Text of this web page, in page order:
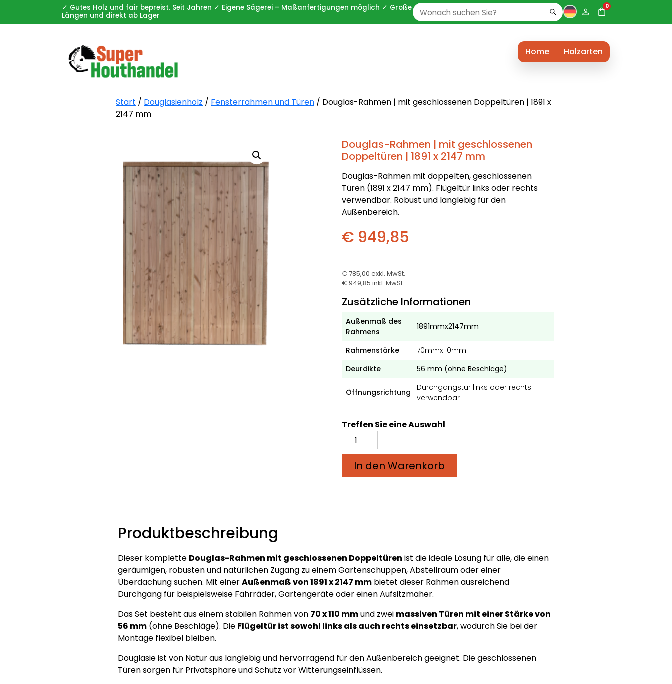
✓ Gutes Holz und fair bepreist. Seit Jahren ✓ Eigene Sägerei – Maßanfertigungen möglich ✓ Große
Längen und direkt ab Lager
Zoeken
naar:
0
Home Holzarten
Start / Douglasienholz / Fensterrahmen und Türen / Douglas-Rahmen | mit geschlossenen Doppeltüren | 1891 x
2147 mm
Douglas-Rahmen | mit geschlossenen
Doppeltüren | 1891 x 2147 mm
Douglas-Rahmen mit doppelten, geschlossenen
Türen (1891 x 2147 mm). Flügeltür links oder rechts
verwendbar. Robust und langlebig für den
Außenbereich.
€ 949,85
€ 785,00 exkl. MwSt.
€ 949,85 inkl. MwSt.
Zusätzliche Informationen
Außenmaß des
Rahmens
1891mmx2147mm
Rahmenstärke
70mmx110mm
Deurdikte
56 mm (ohne Beschläge)
Öffnungsrichtung
Durchgangstür links oder rechts
verwendbar
Treffen Sie eine Auswahl
Douglas-
Rahmen
mm
Menge
In den Warenkorb
Produktbeschreibung
Dieser komplette Douglas-Rahmen mit geschlossenen Doppeltüren ist die ideale Lösung für alle, die einen
geräumigen, robusten und natürlichen Zugang zu einem Gartenschuppen, Abstellraum oder einer
Überdachung suchen. Mit einerAußenmaß von 1891 x 2147 mm bietet dieser Rahmen ausreichend
Durchgang für beispielsweise Fahrräder, Gartengeräte oder einen Aufsitzmäher.
Das Set besteht aus einem stabilen Rahmen von 70 x 110 mmund zwei massiven Türen mit einer Stärke von
56 mm (ohne Beschläge). Die Flügeltür ist sowohl links als auch rechts einsetzbar, wodurch Sie bei der
Montage flexibel bleiben.
Douglasie ist von Natur aus langlebig und hervorragend für den Außenbereich geeignet. Die geschlossenen
Türen sorgen für Privatsphäre und Schutz vor Witterungseinflüssen.